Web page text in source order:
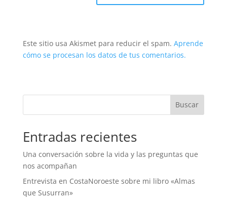
Este sitio usa Akismet para reducir el spam. Aprende
cómo se procesan los datos de tus comentarios.
Buscar
Entradas recientes
Una conversación sobre la vida y las preguntas que
nos acompañan
Entrevista en CostaNoroeste sobre mi libro «Almas
que Susurran»